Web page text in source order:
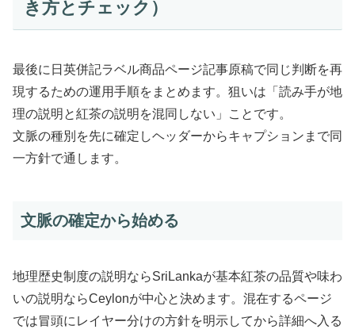
き方とチェック）
最後に日英併記ラベル商品ページ記事原稿で同じ判断を再
現するための運用手順をまとめます。狙いは「読み手が地
理の説明と紅茶の説明を混同しない」ことです。
文脈の種別を先に確定しヘッダーからキャプションまで同
一方針で通します。
文脈の確定から始める
地理歴史制度の説明ならSriLankaが基本紅茶の品質や味わ
いの説明ならCeylonが中心と決めます。混在するページ
では冒頭にレイヤー分けの方針を明示してから詳細へ入る